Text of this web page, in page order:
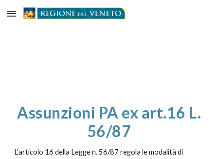
Skip to main content
Assunzioni PA ex art.16 L.
56/87
L’articolo 16 della Legge n. 56/87 regola le modalità di